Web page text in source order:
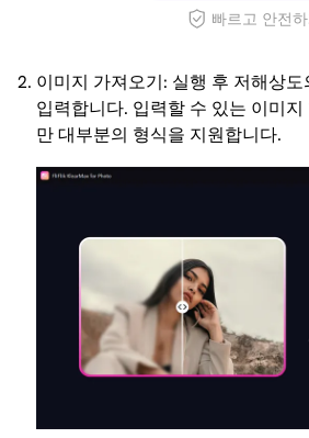
빠르고 안전
이미지 가져오기: 실행 후 저해상
입력합니다. 입력할 수 있는 이미
만 대부분의 형식을 지원합니다.